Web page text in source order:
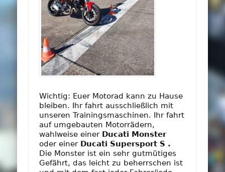
Wichtig: Euer Motorad kann zu Hause
bleiben. Ihr fahrt ausschließlich mit
unseren Trainingsmaschinen. Ihr fahrt
auf umgebauten Motorrädern,
wahlweise einer Ducati Monster
oder einer Ducati Supersport S .
Die Monster ist ein sehr gutmütiges
Gefährt, das leicht zu beherrschen ist